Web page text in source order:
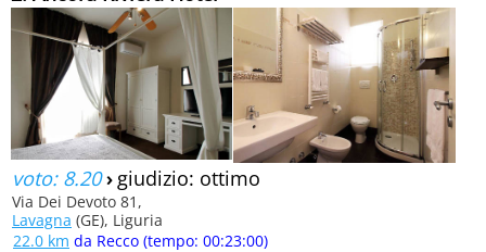
voto: 8.20› giudizio: ottimo
Via Dei Devoto 81,
Lavagna (GE), Liguria
22.0 km da Recco (tempo: 00:23:00)